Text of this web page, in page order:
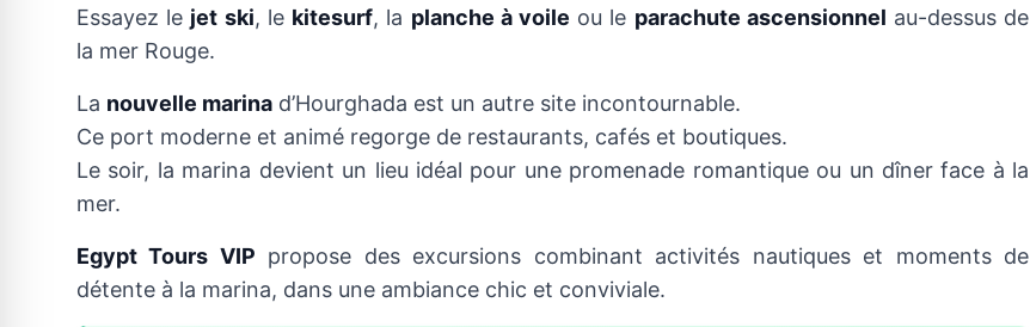
Essayez le jet ski, le kitesurf, la planche à voile ou le parachute ascensionnel au-dessus de
la mer Rouge.
La nouvelle marina d’Hourghada est un autre site incontournable.
Ce port moderne et animé regorge de restaurants, cafés et boutiques.
Le soir, la marina devient un lieu idéal pour une promenade romantique ou un dîner face à la
mer.
Egypt Tours VIP propose des excursions combinant activités nautiques et moments de
détente à la marina, dans une ambiance chic et conviviale.